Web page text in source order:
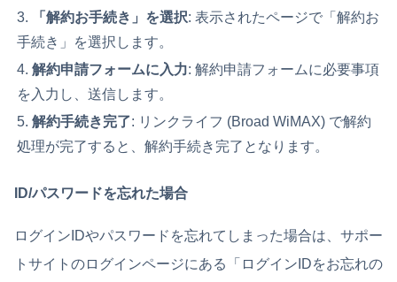
「解約お手続き」を選択: 表示されたページで「解約お
手続き」を選択します。
解約申請フォームに入力: 解約申請フォームに必要事項
を入力し、送信します。
解約手続き完了: リンクライフ (Broad WiMAX) で解約
処理が完了すると、解約手続き完了となります。
ID/パスワードを忘れた場合
ログインIDやパスワードを忘れてしまった場合は、サポー
トサイトのログインページにある「ログインIDをお忘れの